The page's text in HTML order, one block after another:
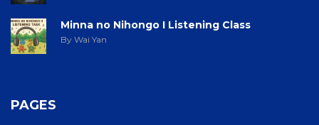
Minna no Nihongo I Listening Class
By Wai Yan
PAGES